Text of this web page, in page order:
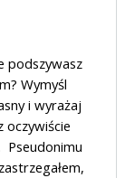
podszywasz
Wymyśl
i wyrażaj
oczywiście
Pseudonimu